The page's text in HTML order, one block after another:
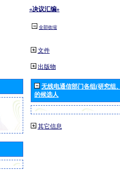
«决议汇编»
全部收缩
文件
出版物
无线电通信部门各组(研究组
的候选人
其它信息